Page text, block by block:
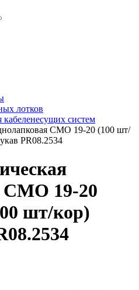
лотков
систем
СМО 19-20 (100 шт/
PR08.2534
СМО 19-20
шт/кор)